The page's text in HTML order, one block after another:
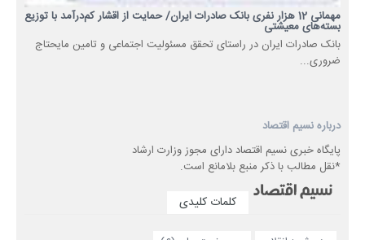
مهمانی 12 هزار نفری بانک صادرات ایران/ حمایت از اقشار کم‌درآمد با توزیع
بسته‌های معیشتی
​بانک صادرات ایران در راستای تحقق مسئولیت اجتماعی و تامین مایحتاج
ضروری...
درباره نسیم اقتصاد
پایگاه خبری نسیم اقتصاد دارای مجوز وزارت ارشاد
*نقل مطالب با ذکر منبع بلامانع است.
کلمات کلیدی